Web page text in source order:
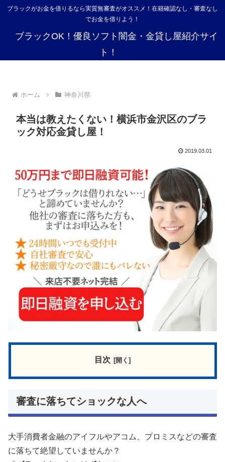
ブラックがお金を借りるなら実質無審査がオススメ！在籍確認なし・審査なし
でお金を借りよう！
ブラックOK！優良ソフト闇金・金貸し屋紹介サイ
ト！
ホーム 神奈川県
本当は教えたくない！横浜市金沢区のブラ
ック対応金貸し屋！
2019.03.01
目次
審査に落ちてショックな人へ
大手消費者金融のアイフルやアコム、プロミスなどの審査
に落ちて絶望していませんか？